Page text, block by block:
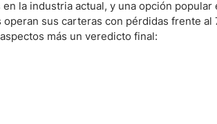
(XAG/USD)
las Materias Primas
la industria actual, y una opción
sus carteras con pérdidas frente al
más un veredicto final: